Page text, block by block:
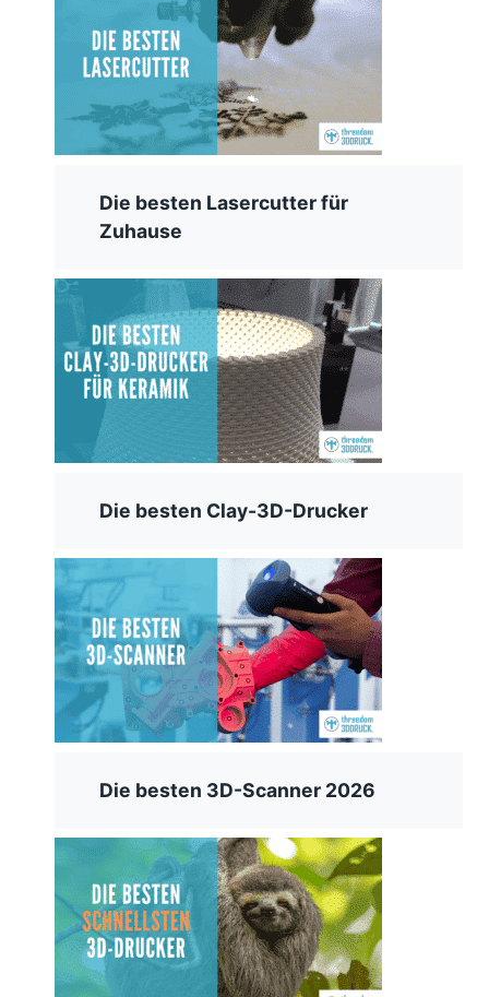
Die besten Lasercutter für
Zuhause
Die besten Clay-3D-Drucker
Die besten 3D-Scanner 2026